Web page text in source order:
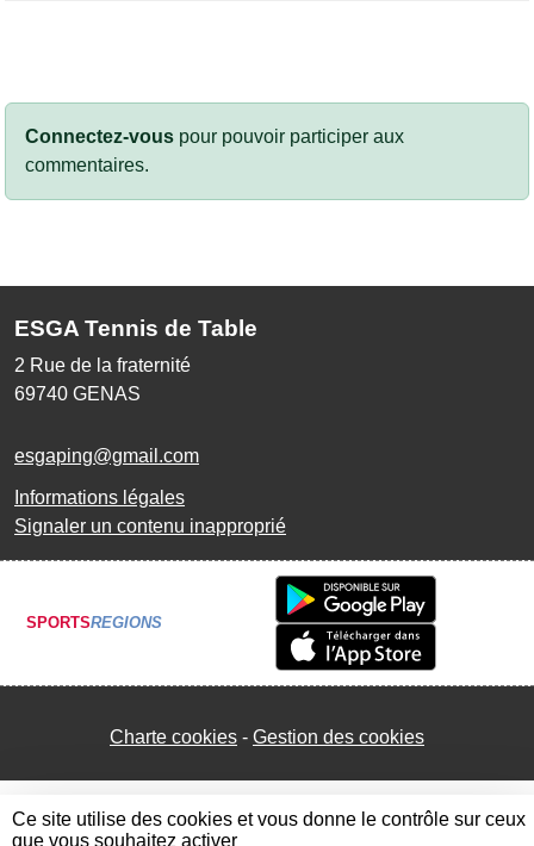
Connectez-vous pour pouvoir participer aux
commentaires.
ESGA Tennis de Table
2 Rue de la fraternité
69740 GENAS
esgaping@gmail.com
Informations légales
Signaler un contenu inapproprié
SPORTSREGIONS
Charte cookies Gestion des cookies
Ce site utilise des cookies et vous donne le contrôle sur ceux
que vous souhaitez activer